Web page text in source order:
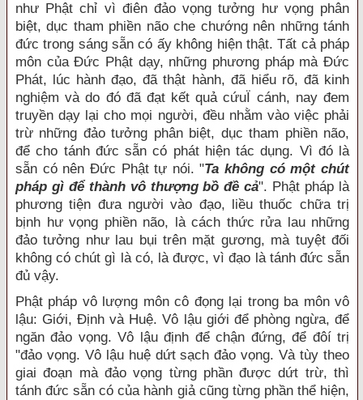
như Phật chỉ vì điên đảo vọng tưởng hư vọng phân
biệt, dục tham phiền não che chướng nên những tánh
đức trong sáng sẵn có ấy không hiện thật. Tất cả pháp
môn của Đức Phật dạy, những phương pháp mà Đức
Phát, lúc hành đạo, đã thật hành, đã hiểu rõ, đã kinh
nghiệm và do đó đã đạt kết quả cứuÏ cánh, nay đem
truyền dạy lại cho mọi người, đều nhằm vào việc phải
trừ những đảo tưởng phân biệt, dục tham phiền não,
để cho tánh đức sẵn có phát hiện tác dụng. Vì đó là
sẵn có nên Đức Phật tự nói. "Ta không có một chút
pháp gì để thành vô thượng bồ đề cả". Phật pháp là
phương tiện đưa người vào đạo, liều thuốc chữa trị
bịnh hư vọng phiền não, là cách thức rửa lau những
đảo tưởng như lau bụi trên mặt gương, mà tuyệt đối
không có chút gì là có, là được, vì đạo là tánh đức sẵn
đủ vậy.
Phật pháp vô lượng môn cô đọng lại trong ba môn vô
lậu: Giới, Định và Huệ. Vô lậu giới để phòng ngừa, để
ngăn đảo vọng. Vô lậu định để chận đứng, để đôí trị
"đảo vọng. Vô lậu huệ dứt sạch đảo vọng. Và tùy theo
giai đoạn mà đảo vọng từng phần được dứt trừ, thì
tánh đức sẵn có của hành giả cũng từng phần thể hiện,